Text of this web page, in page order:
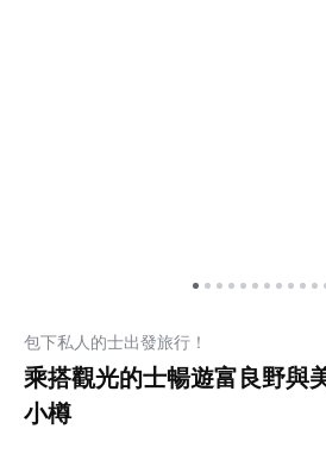
包下私人的士出發旅行！
乘搭觀光的士暢遊富良野與
小樽